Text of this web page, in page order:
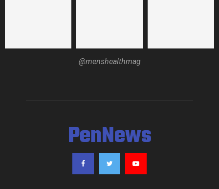
@menshealthmag
PenNews